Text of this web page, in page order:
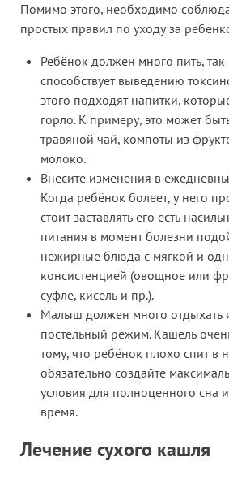
Помимо этого, необходимо
простых правил по уходу за
Ребёнок должен много пить, так
способствует выведению
этого подходят напитки,
горло. К примеру, это может
травяной чай, компоты из
молоко.
Внесите изменения в
Когда ребёнок болеет, у него
стоит заставлять его есть
питания в момент болезни
нежирные блюда с мягкой и
консистенцией (овощное или
суфле, кисель и пр.).
Малыш должен много отдыхать
постельный режим. Кашель
тому, что ребёнок плохо спит в
обязательно создайте
условия для полноценного сна
время.
Лечение сухого кашля